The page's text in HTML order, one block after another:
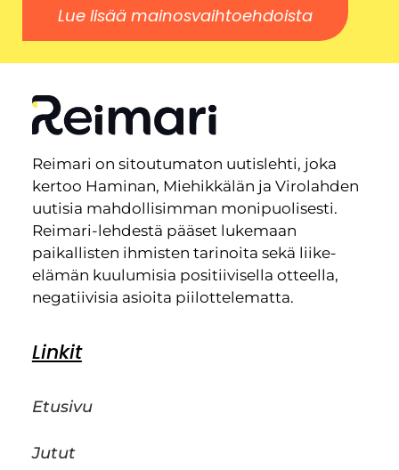
Lue lisää mainosvaihtoehdoista
Reimari on sitoutumaton uutislehti, joka
kertoo Haminan, Miehikkälän ja Virolahden
uutisia mahdollisimman monipuolisesti.
Reimari-lehdestä pääset lukemaan
paikallisten ihmisten tarinoita sekä liike-
elämän kuulumisia positiivisella otteella,
negatiivisia asioita piilottelematta.
Linkit
Etusivu
Jutut